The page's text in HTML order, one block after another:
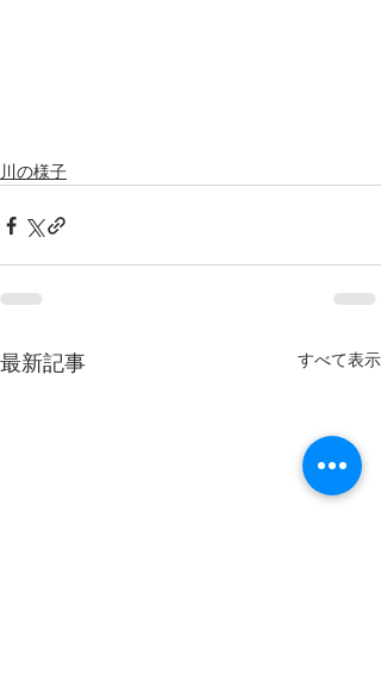
川の様子
最新記事 すべて表示